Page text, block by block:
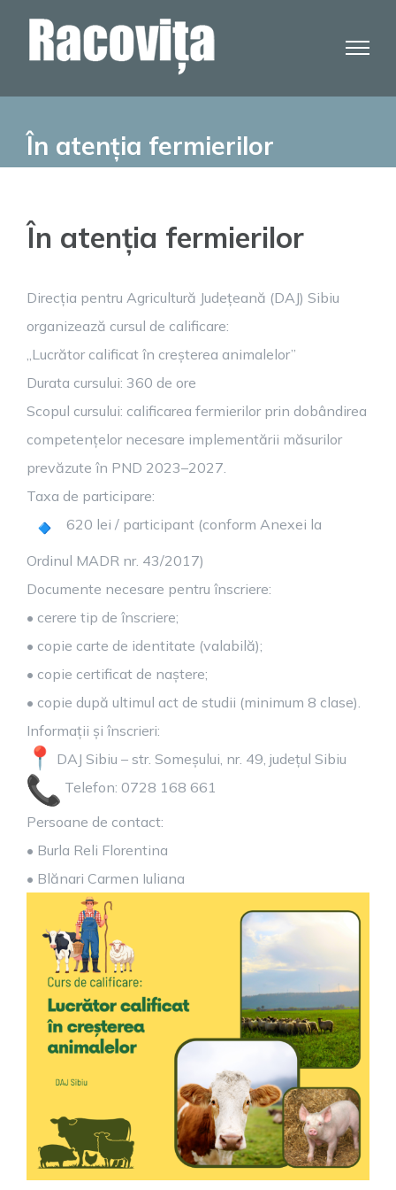
În atenția fermierilor
În atenția fermierilor
Direcția pentru Agricultură Județeană (DAJ) Sibiu
organizează cursul de calificare:
„Lucrător calificat în creșterea animalelor”
Durata cursului: 360 de ore
Scopul cursului: calificarea fermierilor prin dobândirea
competențelor necesare implementării măsurilor
prevăzute în PND 2023–2027.
Taxa de participare:
620 lei / participant (conform Anexei la
Ordinul MADR nr. 43/2017)
Documente necesare pentru înscriere:
• cerere tip de înscriere;
• copie carte de identitate (valabilă);
• copie certificat de naștere;
• copie după ultimul act de studii (minimum 8 clase).
Informații și înscrieri:
DAJ Sibiu – str. Someșului, nr. 49, județul Sibiu
Telefon: 0728 168 661
Persoane de contact:
• Burla Reli Florentina
• Blănari Carmen Iuliana